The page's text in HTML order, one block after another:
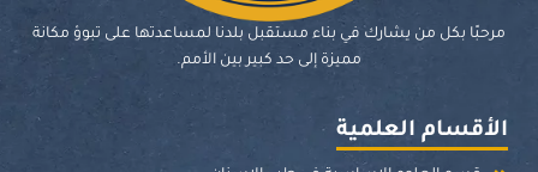
مرحبًا بكل من يشارك في بناء مستقبل بلدنا لمساعدتها على تبوؤ مكانة
مميزة إلى حد كبير بين الأمم.
الأقسام العلمية